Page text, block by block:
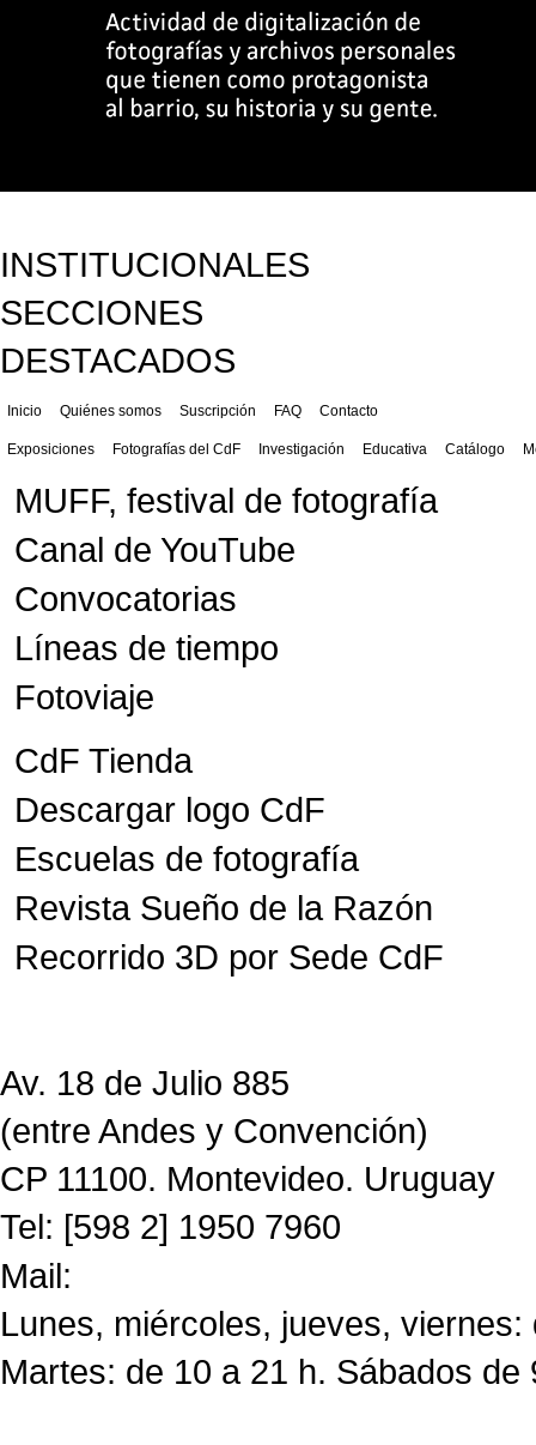
INSTITUCIONALES
SECCIONES
DESTACADOS
Inicio Quiénes somos Suscripción FAQ Contacto
Exposiciones Fotografías del CdF Investigación Educativa Catálogo
MUFF, festival de fotografía
Canal de YouTube
Convocatorias
Líneas de tiempo
Fotoviaje
CdF Tienda
Descargar logo CdF
Escuelas de fotografía
Revista Sueño de la Razón
Recorrido 3D por Sede CdF
Av. 18 de Julio 885
(entre Andes y Convención)
CP 11100. Montevideo. Uruguay
Tel: [598 2] 1950 7960
Mail:
Lunes, miércoles, jueves, viernes:
Martes: de 10 a 21 h. Sábados de